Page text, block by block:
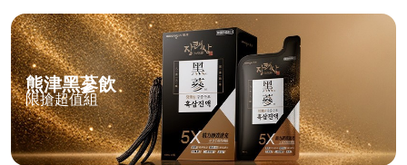
熊津黑蔘飲
限搶超值組